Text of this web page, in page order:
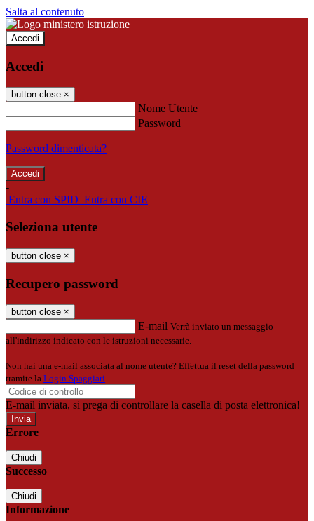
Salta al contenuto
Accedi
Accedi
button close ×
Nome Utente
Password
Password dimenticata?
-
Entra con SPID Entra con CIE
Seleziona utente
button close ×
Recupero password
button close ×
E-mail Verrà inviato un messaggio
all'indirizzo indicato con le istruzioni necessarie.
Non hai una e-mail associata al nome utente? Effettua il reset della password
tramite la Login Spaggiari
E-mail inviata, si prega di controllare la casella di posta elettronica!
Errore
Chiudi
Successo
Chiudi
Informazione